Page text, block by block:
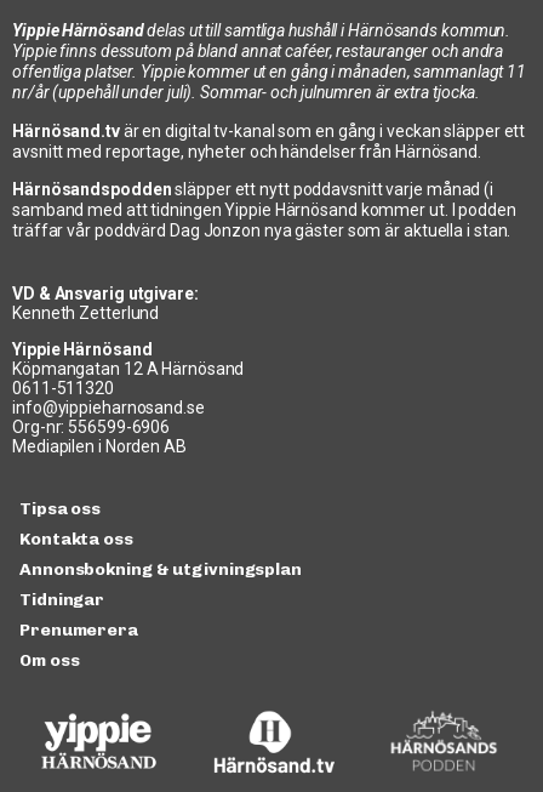
Yippie Härnösanddelas ut till samtliga hushåll i Härnösands kommun.
Yippie finns dessutom på bland annat caféer, restauranger och andra
offentliga platser. Yippie kommer ut en gång i månaden, sammanlagt 11
nr/år (uppehåll under juli). Sommar- och julnumren är extra tjocka.
Härnösand.tvär en digital tv-kanal som en gång i veckan släpper ett
avsnitt med reportage, nyheter och händelser från Härnösand.
Härnösandspoddensläpper ett nytt poddavsnitt varje månad (i
samband med att tidningen Yippie Härnösand kommer ut. I podden
träffar vår poddvärd Dag Jonzon nya gäster som är aktuella i stan.
VD & Ansvarig utgivare:
Kenneth Zetterlund
Yippie Härnösand
Köpmangatan 12 A Härnösand
0611-511320
info@yippieharnosand.se
Org-nr: 556599-6906
Mediapilen i Norden AB
Tipsa oss
Kontakta oss
Annonsbokning & utgivningsplan
Tidningar
Prenumerera
Om oss